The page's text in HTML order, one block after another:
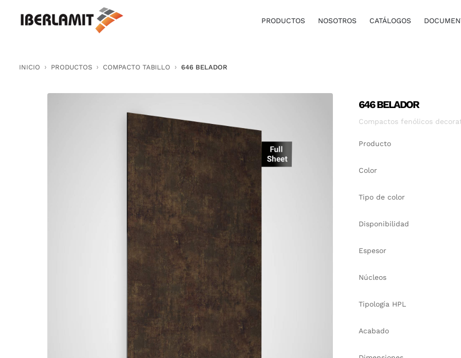
PRODUCTOS NOSOTROS CATÁLOGOS
INICIO PRODUCTOS COMPACTO TABILLO 646 BELADOR
646 BELADOR
Compactos fenólicos
Producto
Color
Tipo de color
Disponibilidad
Espesor
Núcleos
Tipología HPL
Acabado